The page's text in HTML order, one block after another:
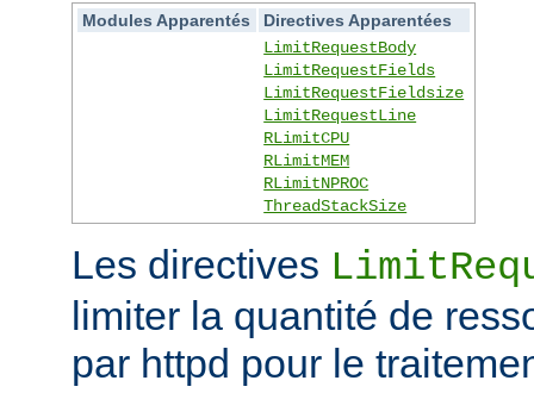
Modules Apparentés
Directives Apparentées
LimitRequestBody
LimitRequestFields
LimitRequestFieldsize
LimitRequestLine
RLimitCPU
RLimitMEM
RLimitNPROC
ThreadStackSize
Les directives
limiter la quantité de
par httpd pour le